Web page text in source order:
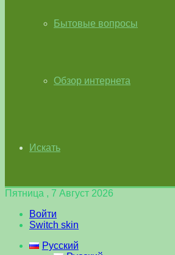
Бытовые вопросы
Обзор интернета
Искать
Пятница , 7 Август 2026
Войти
Switch skin
Русский